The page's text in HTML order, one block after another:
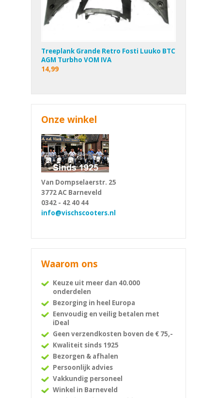
Treeplank Grande Retro Fosti Luuko BTC
AGM Turbho VOM IVA
14,99
Onze winkel
Van Dompselaerstr. 25
3772 AC Barneveld
0342 - 42 40 44
info@vischscooters.nl
Waarom ons
Keuze uit meer dan 40.000
onderdelen
Bezorging in heel Europa
Eenvoudig en veilig betalen met
iDeal
Geen verzendkosten boven de € 75,-
Kwaliteit sinds 1925
Bezorgen & afhalen
Persoonlijk advies
Vakkundig personeel
Winkel in Barneveld